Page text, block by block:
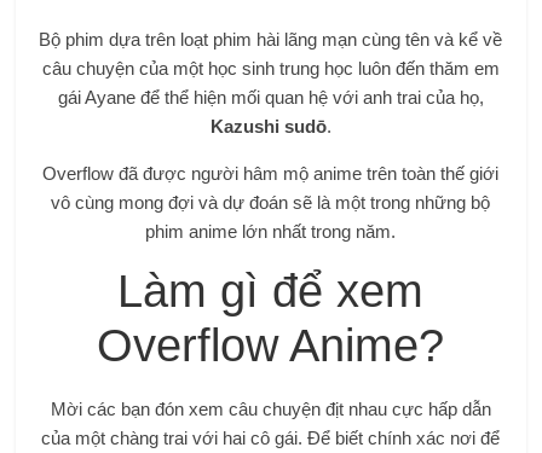
Bộ phim dựa trên loạt phim hài lãng mạn cùng tên và kể về
câu chuyện của một học sinh trung học luôn đến thăm em
gái Ayane để thể hiện mối quan hệ với anh trai của họ,
Kazushi sudō.
Overflow đã được người hâm mộ anime trên toàn thế giới
vô cùng mong đợi và dự đoán sẽ là một trong những bộ
phim anime lớn nhất trong năm.
Làm gì để xem
Overflow Anime?
Mời các bạn đón xem câu chuyện địt nhau cực hấp dẫn
của một chàng trai với hai cô gái. Để biết chính xác nơi để